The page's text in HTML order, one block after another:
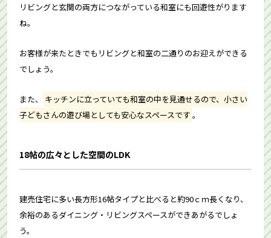
リビングと玄関の両方につながっている和室にも回遊性がります
ね。
お客様が来たときでもリビングと和室の二通りのお迎えができる
でしょう。
また、
キッチンに立っていても和室の中を見通せるので、小さい
子どもさんの遊び場としても安心なスペースです 。
18帖の広々とした空間のLDK
建売住宅に多い長方形16帖タイプと比べると約90ｃｍ長くなり、
余裕のあるダイニング・リビングスペースができあがるでしょ
う。